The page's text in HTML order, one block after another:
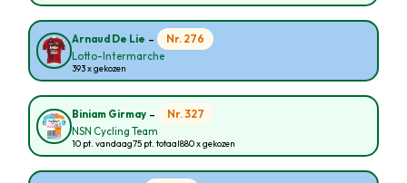
Arnaud De Lie - Nr. 276
Lotto-Intermarche
393 x gekozen
Biniam Girmay - Nr. 327
NSN Cycling Team
10 pt. vandaag75 pt. totaal880 x gekozen